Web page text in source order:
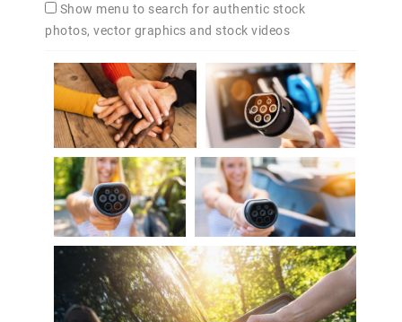
Show menu to search for authentic stock
photos, vector graphics and stock videos